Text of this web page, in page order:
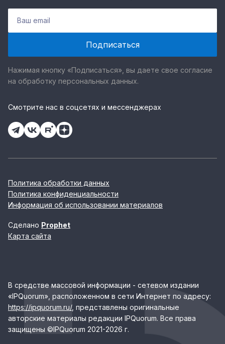
Нажимая кнопку «Подписаться», вы даете свое согласие
на обработку персональных данных.
Смотрите нас в соцсетях и мессенджерах
Политика обработки данных
Политика конфиденциальности
Информация об использовании материалов
Сделано Prophet
Карта сайта
В средстве массовой информации - сетевом издании
«IPQuorum», расположенном в сети Интернет по адресу:
https://ipquorum.ru/, представлены оригинальные
авторские материалы редакции IPQuorum. Все права
защищены ©IPQuorum 2021-2026 г.